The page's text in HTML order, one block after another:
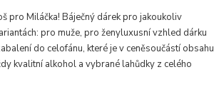
pro Miláčka! Báječný dárek pro jakoukoliv
pro muže, pro ženyluxusní vzhled dárku
do celofánu, které je v ceněsoučástí obsahu
kvalitní alkohol a vybrané lahůdky z celého